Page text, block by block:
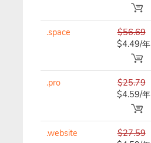
.space
$56.69
$4.49/年
.pro
$25.79
$4.59/年
.website
$27.59